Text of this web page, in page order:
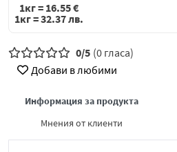
1кг = 16.55€
1кг =32.37лв.
0/5 (0 гласа)
Добави в любими
Информация за продукта
Мнения от клиенти